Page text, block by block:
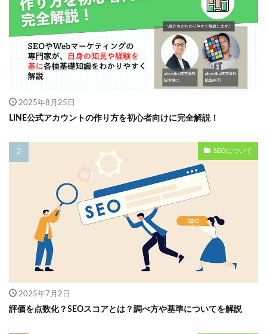
2025年8月25日
LINE公式アカウントの作り方を初心者向けに完全解説！
SEOについて
2025年7月2日
評価を点数化？SEOスコアとは？調べ方や基準についてを解説